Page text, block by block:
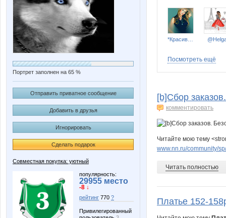
Портрет заполнен на 65 %
Отправить приватное сообщение
Добавить в друзья
Игнорировать
Сделать подарок
Совместная покупка: уютный
популярность:
29955 место
-8 ↓
рейтинг 770 ?
Привилегированный
Посмотреть ещё
[b]Сбор
комментировать
Читайте мою тему
www.nn.ru/community/
Читать полностью
Платье 152-